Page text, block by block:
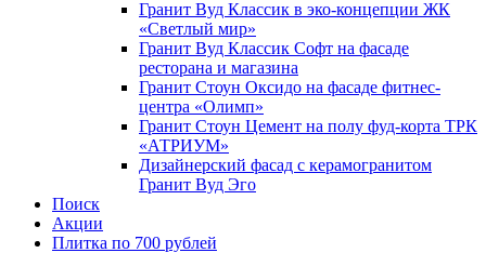
Гранит Вуд Классик в эко-концепции ЖК
«Светлый мир»
Гранит Вуд Классик Софт на фасаде
ресторана и магазина
Гранит Стоун Оксидо на фасаде фитнес-
центра «Олимп»
Гранит Стоун Цемент на полу фуд-корта ТРК
«АТРИУМ»
Дизайнер­ский фасад с керамогранитом
Гранит Вуд Эго
Поиск
Акции
Плитка по 700 рублей